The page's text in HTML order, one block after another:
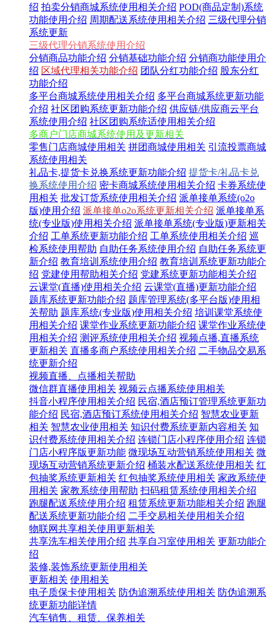
绍 拍卖分销商城系统使用相关介绍 POD(商品定制)系统
功能使用介绍 周期配送系统使用相关介绍 三级代理分销
系统更新
三级代理分销系统使用介绍
分销商品功能介绍 分销基础功能介绍 分销商功能使用介
绍 区域代理相关功能介绍 团队分红功能介绍 股东分红
功能介绍
多平台商城系统使用相关介绍 多平台商城系统更新功能
介绍 社区团购系统更新功能介绍 供应链/供应商云平台
系统使用介绍 社区团购系统适使用相关介绍
多商户门店商城系统使用及更新相关
零售门店商城使用相关 拼团商城使用相关 引流投票商城
系统使用相关
礼品卡,提货卡兑换系统更新功能介绍 提货卡/礼品卡兑
换系统使用介绍 密卡商城系统使用相关介绍 卡券系统使
用相关 批发订货系统使用相关介绍 派单接单系统(o2o
版)使用介绍 派单接单o2o系统更新相关介绍 派单接单系
统(专业版)使用相关介绍 派单接单系统(专业版)更新相关
介绍 工单系统更新功能介绍 工单系统使用相关介绍 巡
检系统使用帮助 自助任务系统使用介绍 自助任务系统更
新介绍 教育培训系统使用介绍 教育培训系统更新功能介
绍 党建使用帮助相关介绍 党建系统更新功能相关介绍
云课堂(直播)使用相关介绍 云课堂(直播)更新功能介绍
题库系统更新功能介绍 题库管理系统(多平台版)使用相
关帮助 题库系统(专业版)使用相关介绍 培训课堂系统使
用相关介绍 课堂作业系统更新功能介绍 课堂作业系统使
用相关介绍 测评系统使用相关介绍 视频点播,直播系统
更新相关 直播多商户系统使用相关介绍 二手物品交易系
统更新介绍
视频直播、点播相关帮助
微信群直播使用相关 视频云点播系统使用相关
抖音小程序使用相关介绍 民宿,酒店预订管理系统更新功
能介绍 民宿,酒店预订系统使用相关介绍 智慧农业更新
相关 智慧农业使用相关 知识付费系统更新内容相关 知
识付费系统使用相关介绍 连锁门店小程序使用介绍 连锁
门店小程序版更新功能 微现场互动营销系统使用相关 微
现场互动营销系统更新介绍 桶装水配送系统使用相关 红
包抽奖系统更新相关 红包抽奖系统使用相关 家政系统使
用相关 家教系统使用帮助 扫码租赁系统使用相关介绍
跑腿配送系统使用介绍 租赁系统更新功能相关介绍 跑腿
配送系统更新功能介绍 二手交易相关使用相关介绍
物联网共享相关使用更新相关
共享洗车相关使用介绍 共享自习室使用相关 更新功能介
绍
装修,装饰系统更新使用相关
更新相关 使用相关
电子质保卡使用相关 防伪追溯系统使用相关 防伪追溯系
统更新功能详情
汽车销售、租赁、保养相关